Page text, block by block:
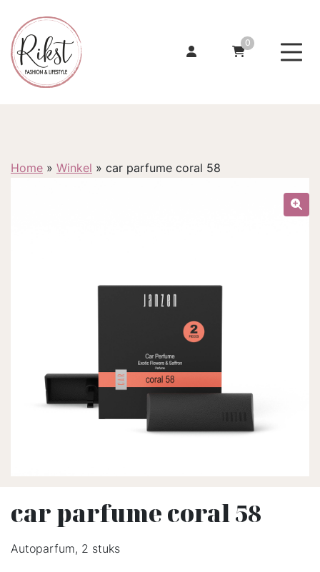
0
Home » Winkel » car parfume coral 58
car parfume coral 58
Autoparfum, 2 stuks